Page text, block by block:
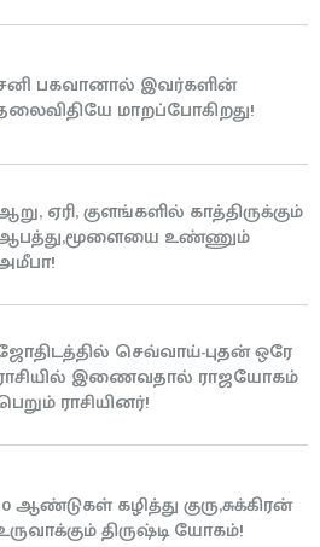
பகவானால் இவர்களின்
மாறப்போகிறது!
ஏரி, குளங்களில் காத்திருக்கும்
உண்ணும்
செவ்வாய்-புதன் ஒரே
இணைவதால் ராஜயோகம்
ராசியினர்!
ஆண்டுகள் கழித்து குரு,சுக்கிரன்
திருஷ்டி யோகம்!